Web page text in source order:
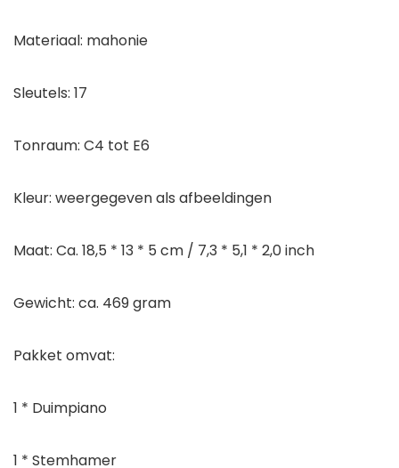
Materiaal: mahonie
Sleutels: 17
Tonraum: C4 tot E6
Kleur: weergegeven als afbeeldingen
Maat: Ca. 18,5 * 13 * 5 cm / 7,3 * 5,1 * 2,0 inch
Gewicht: ca. 469 gram
Pakket omvat:
1 * Duimpiano
1 * Stemhamer